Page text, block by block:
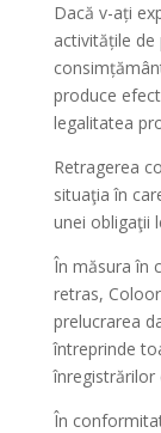
Dacă v-ați
activitățile
produce
legalitatea
Retragerea
situaţia în
unei obligaţii
În măsura în
retras,
prelucrarea
întreprinde
înregistrărilor
În